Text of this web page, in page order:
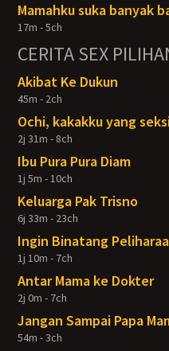
Mamahku suka banyak
17m - 5ch
CERITA SEX
Akibat Ke Dukun
45m - 2ch
Ochi, kakakku yang
2j 31m - 8ch
Ibu Pura Pura Diam
1j 5m - 10ch
Keluarga Pak Trisno
6j 33m - 23ch
Ingin Binatang
1j 10m - 7ch
Antar Mama ke Dokter
2j 0m - 7ch
Jangan Sampai Papa
54m - 3ch